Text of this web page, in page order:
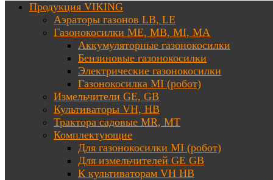
Продукция VIKING
Аэраторы газонов LB, LE
Газонокосилки ME, MB, MI, MA
Аккумуляторные газонокосилки
Бензиновые газонокосилки
Электрические газонокосилки
Газонокосилка MI (робот)
Измельчители GE, GB
Культиваторы VH, HB
Трактора садовые MR, MT
Комплектующие
Для газонокосилки MI (робот)
Для измельчителей GE GB
К культиваторам VH HB